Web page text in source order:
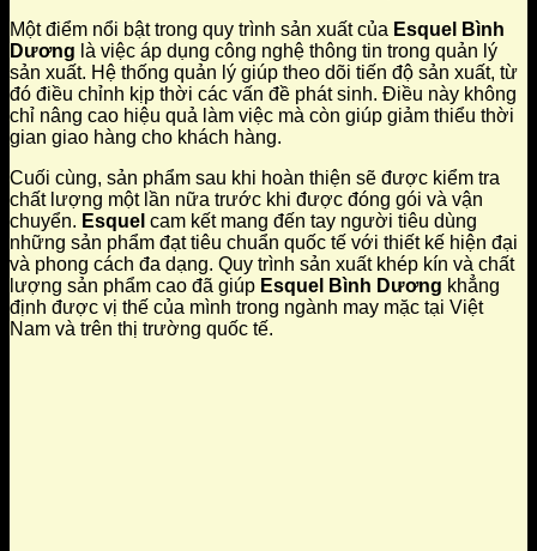
Một điểm nổi bật trong quy trình sản xuất của Esquel Bình
Dương là việc áp dụng công nghệ thông tin trong quản lý
sản xuất. Hệ thống quản lý giúp theo dõi tiến độ sản xuất, từ
đó điều chỉnh kịp thời các vấn đề phát sinh. Điều này không
chỉ nâng cao hiệu quả làm việc mà còn giúp giảm thiểu thời
gian giao hàng cho khách hàng.
Cuối cùng, sản phẩm sau khi hoàn thiện sẽ được kiểm tra
chất lượng một lần nữa trước khi được đóng gói và vận
chuyển. Esquel cam kết mang đến tay người tiêu dùng
những sản phẩm đạt tiêu chuẩn quốc tế với thiết kế hiện đại
và phong cách đa dạng. Quy trình sản xuất khép kín và chất
lượng sản phẩm cao đã giúp Esquel Bình Dương khẳng
định được vị thế của mình trong ngành may mặc tại Việt
Nam và trên thị trường quốc tế.